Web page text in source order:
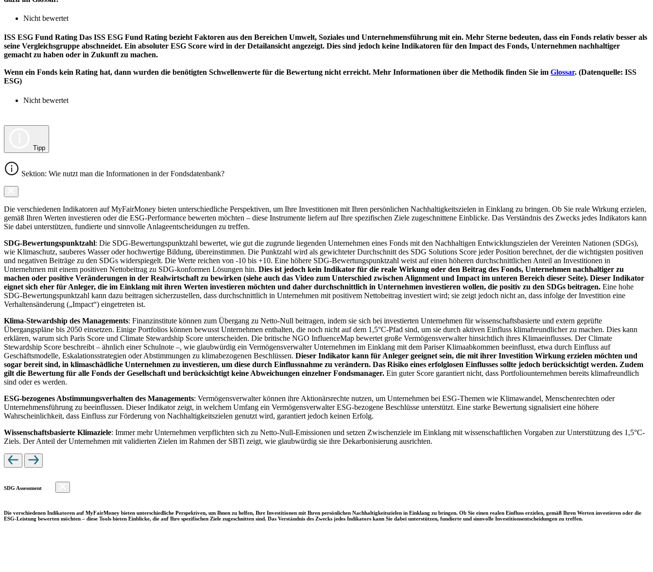
Nicht bewertet
ISS ESG Fund Rating Das ISS ESG Fund Rating bezieht Faktoren aus den Bereichen Umwelt, Soziales und Unternehmensführung mit ein. Mehr Sterne bedeuten, dass ein Fonds relativ besser als
seine Vergleichsgruppe abschneidet. Ein absoluter ESG Score wird in der Detailansicht angezeigt. Dies sind jedoch keine Indikatoren für den Impact des Fonds, Unternehmen nachhaltiger
gemacht zu haben oder in Zukunft zu machen.
Wenn ein Fonds kein Rating hat, dann wurden die benötigten Schwellenwerte für die Bewertung nicht erreicht. Mehr Informationen über die Methodik finden Sie im Glossar. (Datenquelle: ISS
ESG)
Nicht bewertet
Tipp
Sektion: Wie nutzt man die Informationen in der Fondsdatenbank?
Die verschiedenen Indikatoren auf MyFairMoney bieten unterschiedliche Perspektiven, um Ihre Investitionen mit Ihren persönlichen Nachhaltigkeitszielen in Einklang zu bringen. Ob Sie reale Wirkung erzielen,
gemäß Ihren Werten investieren oder die ESG-Performance bewerten möchten – diese Instrumente liefern auf Ihre spezifischen Ziele zugeschnittene Einblicke. Das Verständnis des Zwecks jedes Indikators kann
Sie dabei unterstützen, fundierte und sinnvolle Anlageentscheidungen zu treffen.
SDG-Bewertungspunktzahl: Die SDG-Bewertungspunktzahl bewertet, wie gut die zugrunde liegenden Unternehmen eines Fonds mit den Nachhaltigen Entwicklungszielen der Vereinten Nationen (SDGs),
wie Klimaschutz, sauberes Wasser oder hochwertige Bildung, übereinstimmen. Die Punktzahl wird als gewichteter Durchschnitt des SDG Solutions Score jeder Position berechnet, der die wichtigsten positiven
und negativen Beiträge zu den SDGs widerspiegelt. Die Werte reichen von -10 bis +10. Eine höhere SDG-Bewertungspunktzahl weist auf einen höheren durchschnittlichen Anteil an Investitionen in
Unternehmen mit einem positiven Nettobeitrag zu SDG-konformen Lösungen hin. Dies ist jedoch kein Indikator für die reale Wirkung oder den Beitrag des Fonds, Unternehmen nachhaltiger zu
machen oder positive Veränderungen in der Realwirtschaft zu bewirken (siehe auch das Video zum Unterschied zwischen Alignment und Impact im unteren Bereich dieser Seite). Dieser Indikator
eignet sich eher für Anleger, die im Einklang mit ihren Werten investieren möchten und daher durchschnittlich in Unternehmen investieren wollen, die positiv zu den SDGs beitragen. Eine hohe
SDG-Bewertungspunktzahl kann dazu beitragen sicherzustellen, dass durchschnittlich in Unternehmen mit positivem Nettobeitrag investiert wird; sie zeigt jedoch nicht an, dass infolge der Investition eine
Verhaltensänderung („Impact“) eingetreten ist.
Klima-Stewardship des Managements: Finanzinstitute können zum Übergang zu Netto-Null beitragen, indem sie sich bei investierten Unternehmen für wissenschaftsbasierte und extern geprüfte
Übergangspläne bis 2050 einsetzen. Einige Portfolios können bewusst Unternehmen enthalten, die noch nicht auf dem 1,5°C-Pfad sind, um sie durch aktiven Einfluss klimafreundlicher zu machen. Dies kann
erklären, warum sich Paris Score und Climate Stewardship Score unterscheiden. Die britische NGO InfluenceMap bewertet große Vermögensverwalter hinsichtlich ihres Klimaeinflusses. Der Climate
Stewardship Score beschreibt – ähnlich einer Schulnote –, wie glaubwürdig ein Vermögensverwalter Unternehmen im Einklang mit dem Pariser Klimaabkommen beeinflusst, etwa durch Einfluss auf
Geschäftsmodelle, Eskalationsstrategien oder Abstimmungen zu klimabezogenen Beschlüssen. Dieser Indikator kann für Anleger geeignet sein, die mit ihrer Investition Wirkung erzielen möchten und
sogar bereit sind, in klimaschädliche Unternehmen zu investieren, um diese durch Einflussnahme zu verändern. Das Risiko eines erfolglosen Einflusses sollte jedoch berücksichtigt werden. Zudem
gilt die Bewertung für alle Fonds der Gesellschaft und berücksichtigt keine Abweichungen einzelner Fondsmanager. Ein guter Score garantiert nicht, dass Portfoliounternehmen bereits klimafreundlich
sind oder es werden.
ESG-bezogenes Abstimmungsverhalten des Managements: Vermögensverwalter können ihre Aktionärsrechte nutzen, um Unternehmen bei ESG-Themen wie Klimawandel, Menschenrechten oder
Unternehmensführung zu beeinflussen. Dieser Indikator zeigt, in welchem Umfang ein Vermögensverwalter ESG-bezogene Beschlüsse unterstützt. Eine starke Bewertung signalisiert eine höhere
Wahrscheinlichkeit, dass Einfluss zur Förderung von Nachhaltigkeitszielen genutzt wird, garantiert jedoch keinen Erfolg.
Wissenschaftsbasierte Klimaziele: Immer mehr Unternehmen verpflichten sich zu Netto-Null-Emissionen und setzen Zwischenziele im Einklang mit wissenschaftlichen Vorgaben zur Unterstützung des 1,5°C-
Ziels. Der Anteil der Unternehmen mit validierten Zielen im Rahmen der SBTi zeigt, wie glaubwürdig sie ihre Dekarbonisierung ausrichten.
SDG Assessment
Die verschiedenen Indikatoren auf MyFairMoney bieten unterschiedliche Perspektiven, um Ihnen zu helfen, Ihre Investitionen mit Ihren persönlichen Nachhaltigkeitszielen in Einklang zu bringen. Ob Sie einen realen Einfluss erzielen, gemäß Ihren Werten investieren oder die
ESG-Leistung bewerten möchten – diese Tools bieten Einblicke, die auf Ihre spezifischen Ziele zugeschnitten sind. Das Verständnis des Zwecks jedes Indikators kann Sie dabei unterstützen, fundierte und sinnvolle Investitionsentscheidungen zu treffen.